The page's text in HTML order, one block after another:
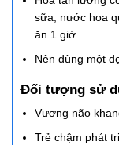
sữa, nước hoa
ăn 1 giờ
Nên dùng một
Đối tượng sử
Vương não
Trẻ chậm phát